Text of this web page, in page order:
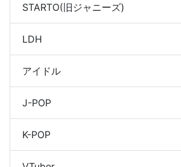
STARTO(旧ジャニーズ)
LDH
アイドル
J-POP
K-POP